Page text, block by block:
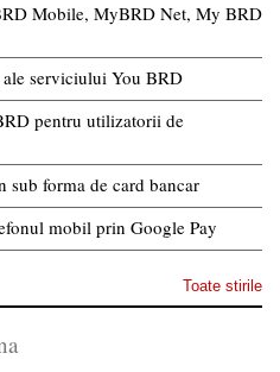
Mobile, MyBRD Net, My BRD
serviciului You BRD
pentru utilizatorii de
forma de card bancar
mobil prin Google Pay
Toate stirile